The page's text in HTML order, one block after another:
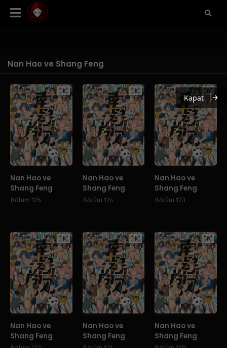
Nan Hao ve Shang Feng
Manhwa
Nan Hao ve
Shang Feng
Bölüm 125
Manhwa
Nan Hao ve
Shang Feng
Bölüm 124
Nan Hao ve
Shang Feng
Bölüm 123
Manhwa
Nan Hao ve
Shang Feng
Manhwa
Nan Hao ve
Shang Feng
Nan Hao ve
Shang Feng
Kapat